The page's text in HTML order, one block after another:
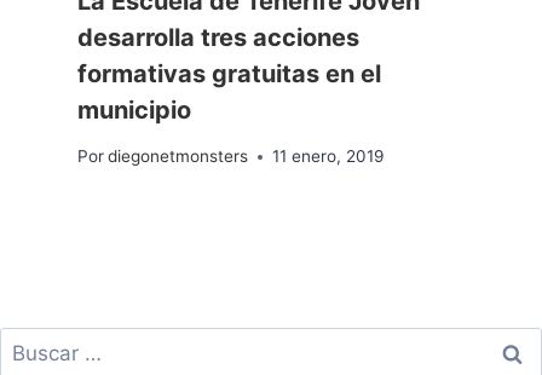
desarrolla tres acciones
formativas gratuitas en el
municipio
Pordiegonetmonsters 11 enero, 2019
Buscar: